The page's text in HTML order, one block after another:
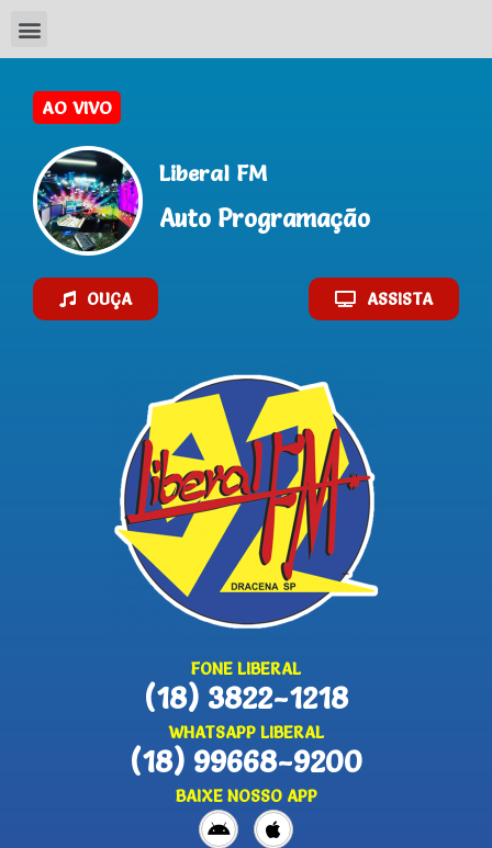
Liberal FM
Auto Programação
OUÇA ASSISTA
FONE LIBERAL
(18) 3822-1218
WHATSAPP LIBERAL
(18) 99668-9200
BAIXE NOSSO APP